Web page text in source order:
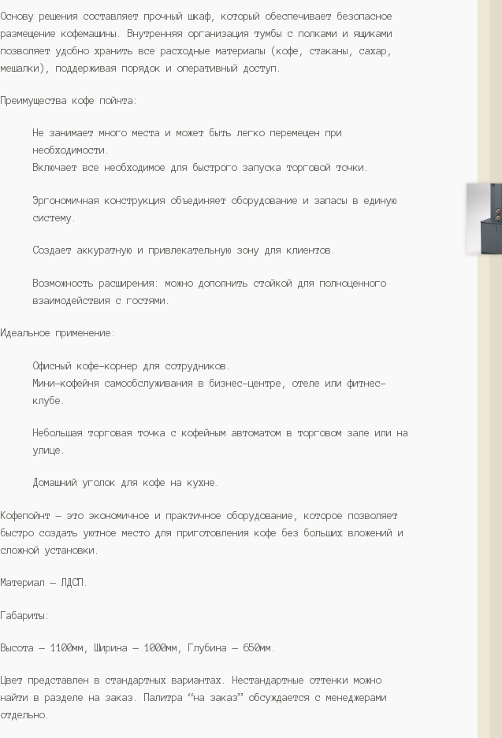
Основу решения составляет прочный шкаф, который обеспечивает безопасное
размещение кофемашины. Внутренняя организация тумбы с полками и ящиками
позволяет удобно хранить все расходные материалы (кофе, стаканы, сахар,
мешалки), поддерживая порядок и оперативный доступ.
Преимущества кофе пойнта:
Не занимает много места и может быть легко перемещен при
необходимости.
Включает все необходимое для быстрого запуска торговой точки.
Эргономичная конструкция объединяет оборудование и запасы в единую
систему.
Создает аккуратную и привлекательную зону для клиентов.
Возможность расширения: можно дополнить стойкой для полноценного
взаимодействия с гостями.
Идеальное применение:
Офисный кофе-корнер для сотрудников.
Мини-кофейня самообслуживания в бизнес-центре, отеле или фитнес-
клубе.
Небольшая торговая точка с кофейным автоматом в торговом зале или на
улице.
Домашний уголок для кофе на кухне.
Кофепойнт — это экономичное и практичное оборудование, которое позволяет
быстро создать уютное место для приготовления кофе без больших вложений и
сложной установки.
Материал — ЛДСП.
Габариты:
Высота — 1100мм, Ширина — 1000мм, Глубина — 650мм.
Цвет представлен в стандартных вариантах. Нестандартные оттенки можно
найти в разделе на заказ. Палитра “на заказ” обсуждается с менеджерами
отдельно.